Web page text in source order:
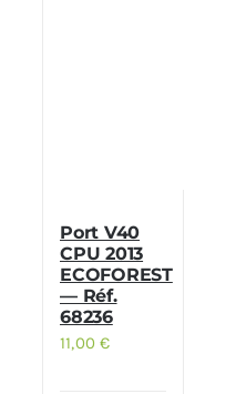
Port V40
CPU 2013
ECOFOREST
— Réf.
68236
11,00€